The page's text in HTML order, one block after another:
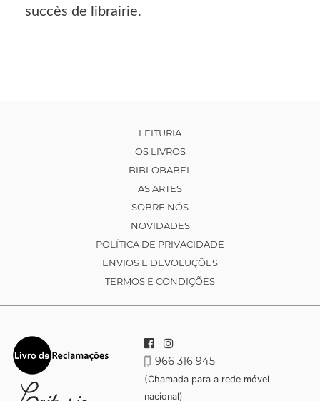
succès de librairie.
LEITURIA
OS LIVROS
BIBLOBABEL
AS ARTES
SOBRE NÓS
NOVIDADES
POLÍTICA DE PRIVACIDADE
ENVIOS E DEVOLUÇÕES
TERMOS E CONDIÇÕES
966 316 945
(Chamada para a rede móvel
nacional)